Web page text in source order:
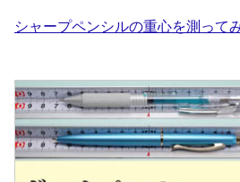
シャープペンシルの重心を測って